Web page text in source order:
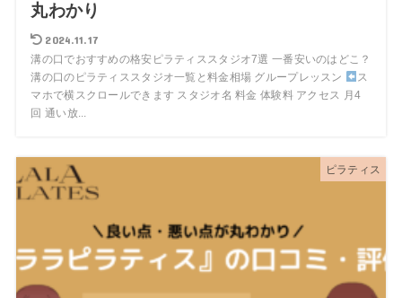
丸わかり
2024.11.17
溝の口でおすすめの格安ピラティススタジオ7選 一番安いのはどこ？
溝の口のピラティススタジオ一覧と料金相場 グループレッスン
ス
マホで横スクロールできます スタジオ名 料金 体験料 アクセス 月4
回 通い放...
ピラティス